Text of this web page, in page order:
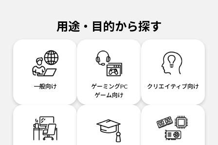
用途・目的から探す
一般向け
ゲーミングPC
ゲーム向け
クリエイティブ向け